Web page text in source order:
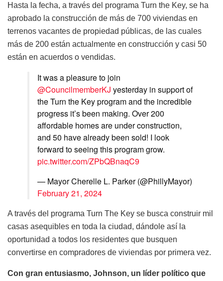
Hasta la fecha, a través del programa Turn the Key, se ha
aprobado la construcción de más de 700 viviendas en
terrenos vacantes de propiedad públicas, de las cuales
más de 200 están actualmente en construcción y casi 50
están en acuerdos o vendidas.
It was a pleasure to join
@CouncilmemberKJ yesterday in support of
the Turn the Key program and the incredible
progress it’s been making. Over 200
affordable homes are under construction,
and 50 have already been sold! I look
forward to seeing this program grow.
pic.twitter.com/ZPbQBnaqC9
— Mayor Cherelle L. Parker (@PhillyMayor)
February 21, 2024
A través del programa Turn The Key se busca construir mil
casas asequibles en toda la ciudad, dándole así la
oportunidad a todos los residentes que busquen
convertirse en compradores de viviendas por primera vez.
Con gran entusiasmo, Johnson, un líder político que